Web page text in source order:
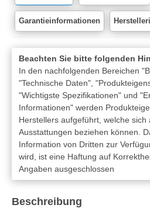
Garantieinformationen
Beachten Sie bitte folgenden
In den nachfolgenden Bereichen
"Technische Daten",
"Wichtigste Spezifikationen" und
Informationen" werden
Herstellers aufgeführt, welche sich
Ausstattungen beziehen können.
Information von Dritten zur
wird, ist eine Haftung auf
Angaben ausgeschlossen
Beschreibung